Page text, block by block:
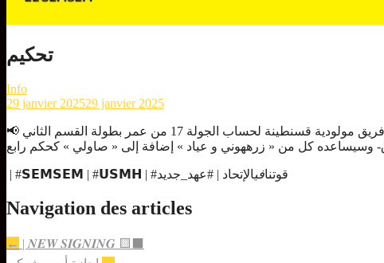
تحكيم
Info
29 janvier 202529 janvier 2025
📢 عينت لجنة التحكيم الحكم « بوترعة » لإدارة مباراتنا القادمة والتي ستُلعب هذا الجمعة ضد فريق مولودية قسنطينة لحساب الجولة 17 من عمر بطولة القسم الثاني
‏ | #𝗦𝗘𝗠𝗦𝗘𝗠 | #𝗨𝗦𝗠𝗛 | #قوتنافيالإتحاد | #عهد_جديد
Navigation des articles
← | 𝑵𝑬𝑾 𝑺𝑰𝑮𝑵𝑰𝑵𝑮 🟨⬛